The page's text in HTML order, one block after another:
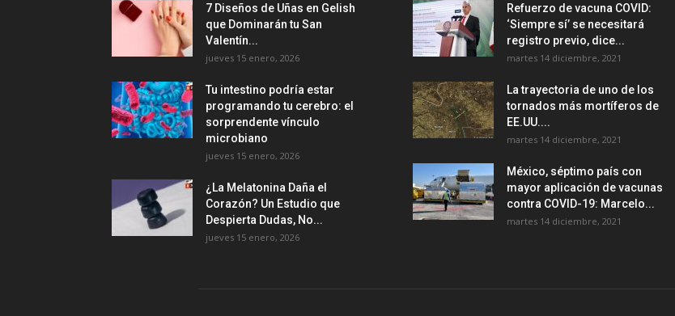
7 Diseños de Uñas en Gelish
que Dominarán tu San
Valentín...
jueves 15 enero, 2026
Tu intestino podría estar
programando tu cerebro: el
sorprendente vínculo
microbiano
jueves 15 enero, 2026
¿La Melatonina Daña el
Corazón? Un Estudio que
Despierta Dudas, No...
jueves 15 enero, 2026
Refuerzo de vacuna COVID:
‘Siempre sí’ se necesitará
registro previo, dice...
martes 14 diciembre, 2021
La trayectoria de uno de los
tornados más mortíferos de
EE.UU....
martes 14 diciembre, 2021
México, séptimo país con
mayor aplicación de vacunas
contra COVID-19: Marcelo...
martes 14 diciembre, 2021